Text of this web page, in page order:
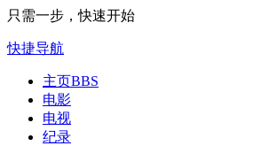
只需一步，快速开始
快捷导航
主页BBS
电影
电视
纪录